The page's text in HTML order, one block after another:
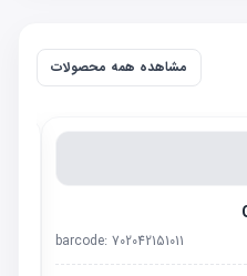
مشاهده همه محصولات
barcode: 702042151011